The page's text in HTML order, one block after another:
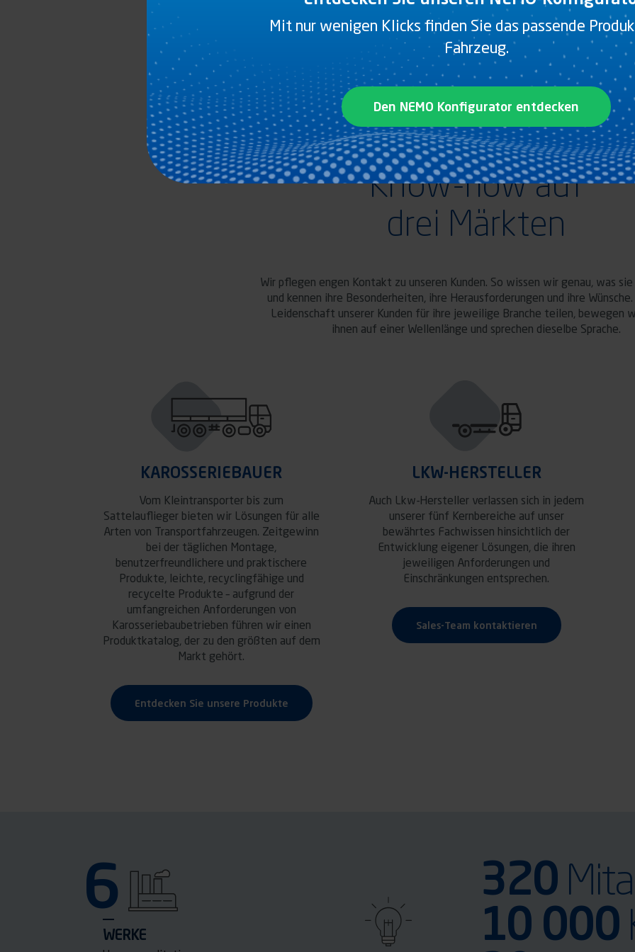
DER WEBSITE IM VIDEO
Know-how auf
drei Märkten
Wir pflegen engen Kontakt zu unseren Kunden. So wissen wir genau, was
und kennen ihre Besonderheiten, ihre Herausforderungen und ihre
Leidenschaft unserer Kunden für ihre jeweilige Branche teilen, bewegen
ihnen auf einer Wellenlänge und sprechen dieselbe Sprache.
KAROSSERIEBAUER
Vom Kleintransporter bis zum
Sattelauflieger bieten wir Lösungen für alle
Arten von Transportfahrzeugen. Zeitgewinn
bei der täglichen Montage,
benutzerfreundlichere und praktischere
Produkte, leichte, recyclingfähige und
recycelte Produkte – aufgrund der
umfangreichen Anforderungen von
Karosseriebaubetrieben führen wir einen
Produktkatalog, der zu den größten auf dem
Markt gehört.
Entdecken Sie unsere Produkte
LKW-HERSTELLER
Auch Lkw-Hersteller verlassen sich in jedem
unserer fünf Kernbereiche auf unser
bewährtes Fachwissen hinsichtlich der
Entwicklung eigener Lösungen, die ihren
jeweiligen Anforderungen und
Einschränkungen entsprechen.
Sales-Team kontaktieren
6
WERKE
320
10 000
Mit nur wenigen Klicks finden Sie das passende
Fahrzeug.
Den NEMO Konfigurator entdecken